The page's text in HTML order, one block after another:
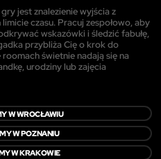
jest znalezienie wyjścia z
czasu. Pracuj zespołowo, aby
wskazówki i śledzić fabułę,
przybliża Cię o krok do
świetnie nadają się na
urodziny lub zajęcia
W WROCŁAWIU
W POZNANIU
W KRAKOWIE